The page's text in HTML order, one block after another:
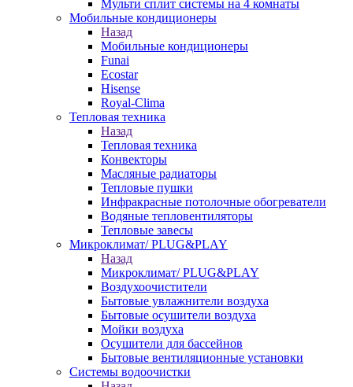
Мульти сплит системы на 4 комнаты
Мобильные кондиционеры
Назад
Мобильные кондиционеры
Funai
Ecostar
Hisense
Royal-Clima
Тепловая техника
Назад
Тепловая техника
Конвекторы
Масляные радиаторы
Тепловые пушки
Инфракрасные потолочные обогреватели
Водяные тепловентиляторы
Тепловые завесы
Микроклимат/ PLUG&PLAY
Назад
Микроклимат/ PLUG&PLAY
Воздухоочистители
Бытовые увлажнители воздуха
Бытовые осушители воздуха
Мойки воздуха
Осушители для бассейнов
Бытовые вентиляционные установки
Системы водоочистки